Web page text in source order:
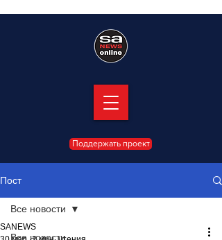
Поддержать проект
Пост
Все новости
Все новости
SANEWS